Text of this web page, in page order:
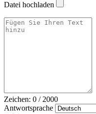
Datei hochladen
Zeichen: 0 / 2000
Antwortsprache